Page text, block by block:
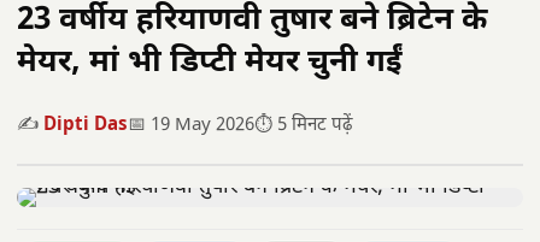
23 वर्षीय हरियाणवी तुषार बने ब्रिटेन के
मेयर, मां भी डिप्टी मेयर चुनी गईं
✍️ Dipti Das📅 19 May 2026⏱️ 5 मिनट पढ़ें